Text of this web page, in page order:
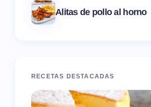
Alitas de pollo al horno
RECETAS DESTACADAS